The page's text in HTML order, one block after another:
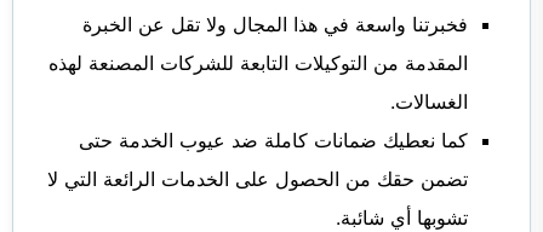
فخبرتنا واسعة في هذا المجال ولا تقل عن الخبرة
المقدمة من التوكيلات التابعة للشركات المصنعة لهذه
الغسالات.
كما نعطيك ضمانات كاملة ضد عيوب الخدمة حتى
تضمن حقك من الحصول على الخدمات الرائعة التي لا
تشوبها أي شائبة.